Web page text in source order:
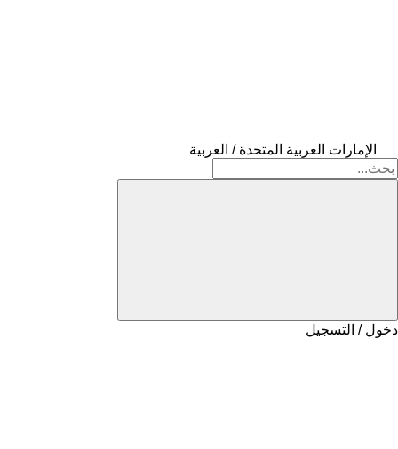
الإمارات العربية المتحدة / العربية
دخول / التسجيل